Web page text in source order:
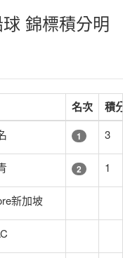
錦標積分明
名次 積
1 3
2 1
新加坡